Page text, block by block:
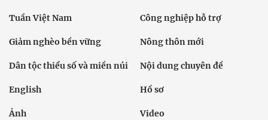
Tuần Việt Nam Công nghiệp hỗ trợ
Giảm nghèo bền vững Nông thôn mới
Dân tộc thiểu số và miền núi Nội dung chuyên đề
English Hồ sơ
Ảnh Video